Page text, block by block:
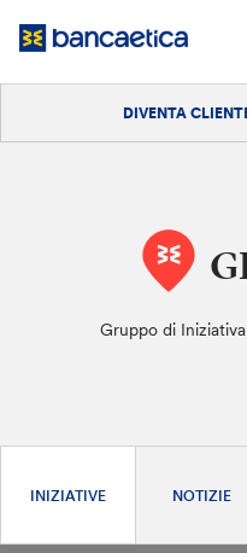
DIVENTA
Gruppo di
INIZIATIVE NOTIZIE